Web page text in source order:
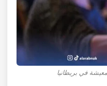
في بريطانيا